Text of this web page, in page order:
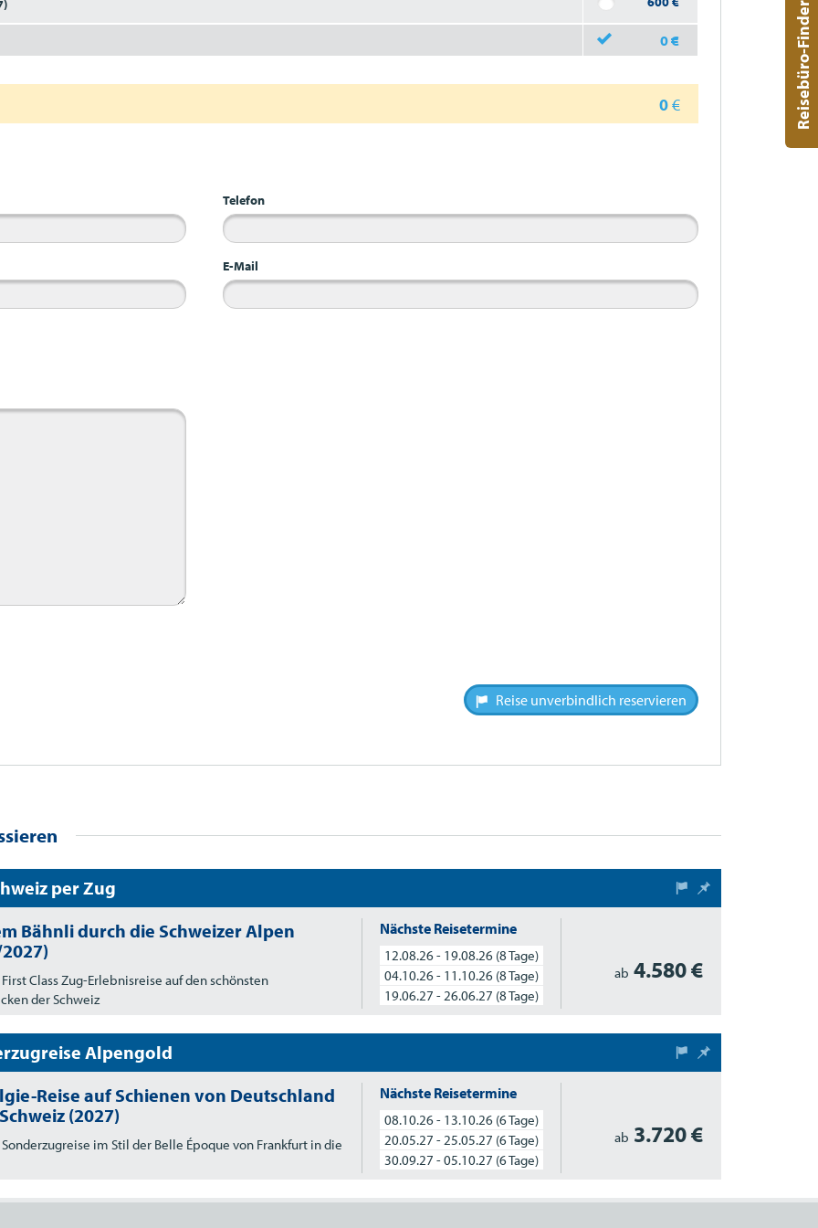
0€
0€
Telefon
E-Mail
Reise unverbindlich reservieren
per Zug
Bähnli durch die Schweizer Alpen
Class Zug-Erlebnisreise auf den schönsten
der Schweiz
ab 4.580 €
Nächste Reisetermine
12.08.26 - 19.08.26 (8 Tage)
04.10.26 - 11.10.26 (8 Tage)
19.06.27 - 26.06.27 (8 Tage)
Alpengold
Reise auf Schienen von Deutschland
(2027)
im Stil der Belle Époque von Frankfurt in die
ab 3.720 €
Nächste Reisetermine
08.10.26 - 13.10.26 (6 Tage)
20.05.27 - 25.05.27 (6 Tage)
30.09.27 - 05.10.27 (6 Tage)
Reisebüro-Finder